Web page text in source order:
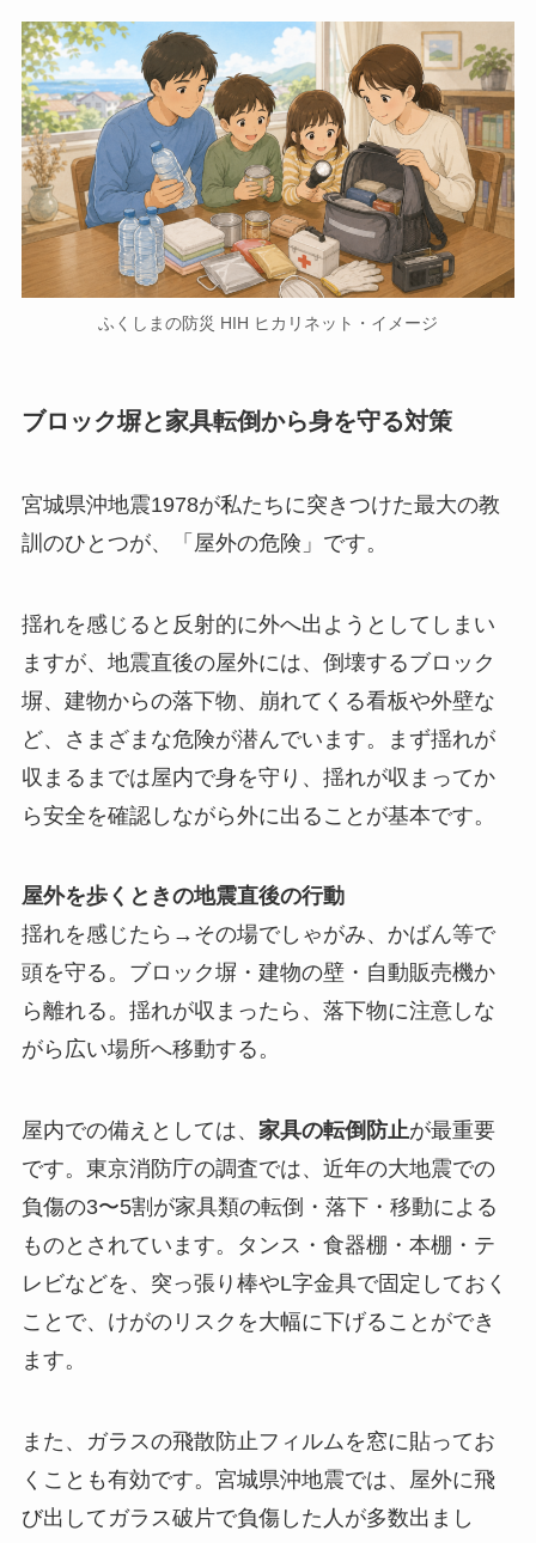
ふくしまの防災 HIH ヒカリネット・イメージ
ブロック塀と家具転倒から身を守る対策
宮城県沖地震1978が私たちに突きつけた最大の教
訓のひとつが、「屋外の危険」です。
揺れを感じると反射的に外へ出ようとしてしまい
ますが、地震直後の屋外には、倒壊するブロック
塀、建物からの落下物、崩れてくる看板や外壁な
ど、さまざまな危険が潜んでいます。まず揺れが
収まるまでは屋内で身を守り、揺れが収まってか
ら安全を確認しながら外に出ることが基本です。
屋外を歩くときの地震直後の行動
揺れを感じたら→その場でしゃがみ、かばん等で
頭を守る。ブロック塀・建物の壁・自動販売機か
ら離れる。揺れが収まったら、落下物に注意しな
がら広い場所へ移動する。
屋内での備えとしては、 家具の転倒防止が最重要
です。東京消防庁の調査では、近年の大地震での
負傷の3〜5割が家具類の転倒・落下・移動による
ものとされています。タンス・食器棚・本棚・テ
レビなどを、突っ張り棒やL字金具で固定しておく
ことで、けがのリスクを大幅に下げることができ
ます。
また、ガラスの飛散防止フィルムを窓に貼ってお
くことも有効です。宮城県沖地震では、屋外に飛
び出してガラス破片で負傷した人が多数出まし